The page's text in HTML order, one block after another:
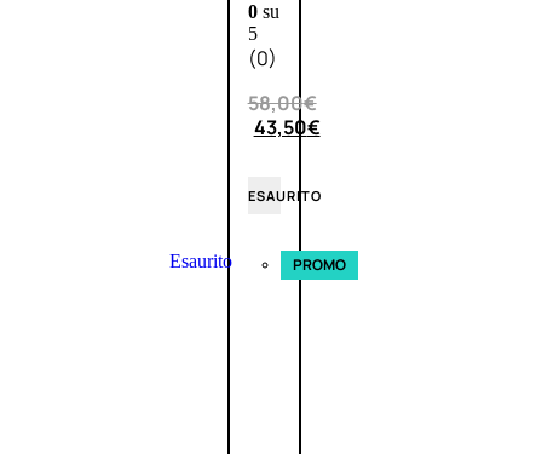
0su
5
(0)
58,00€
43,50€
ESAURITO
Esaurito PROMO